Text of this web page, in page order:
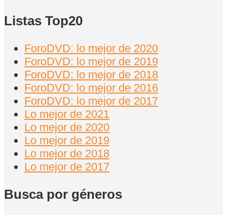
Listas Top20
ForoDVD: lo mejor de 2020
ForoDVD: lo mejor de 2019
ForoDVD: lo mejor de 2018
ForoDVD: lo mejor de 2016
ForoDVD: lo mejor de 2017
Lo mejor de 2021
Lo mejor de 2020
Lo mejor de 2019
Lo mejor de 2018
Lo mejor de 2017
Busca por géneros